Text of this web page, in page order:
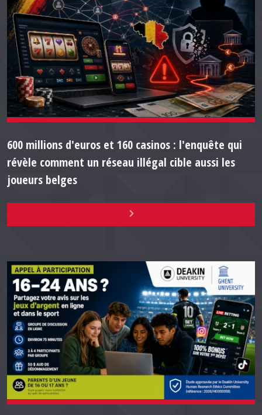
600 millions d'euros et 160 casinos : l'enquête qui
révèle comment un réseau illégal cible aussi les
joueurs belges